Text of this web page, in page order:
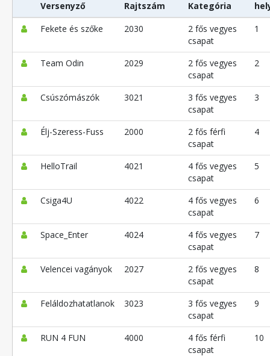
Versenyző Rajtszám Kategória
Fekete és szőke
2030
2 fős vegyes
csapat
1
Team Odin 2029
2 fős vegyes
csapat
2
Csúszómászók 3021
3 fős vegyes
csapat
3
Élj-Szeress-Fuss 2000
2 fős férfi
csapat
4
HelloTrail 4021
4 fős vegyes
csapat
5
Csiga4U 4022
4 fős vegyes
csapat
6
Space_Enter 4024
4 fős vegyes
csapat
7
Velencei vagányok 2027
2 fős vegyes
csapat
8
Feláldozhatatlanok 3023
3 fős vegyes
csapat
9
RUN 4 FUN 4000
4 fős férfi
csapat
10